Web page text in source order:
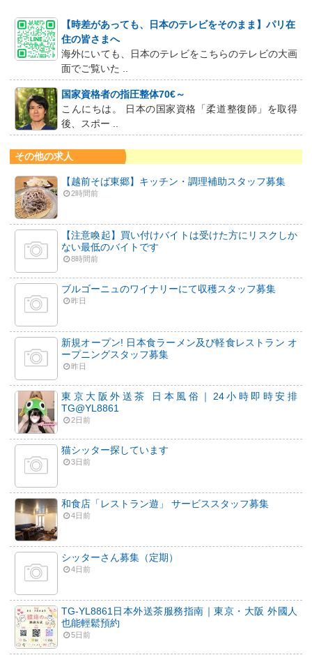
【時差があっても、日本のテレビをそのまま】パリ在
住の皆さまへ
海外にいても、日本のテレビをこちらのテレビの大画
面でご覧いた ..
国家資格者の指圧整体70€～
こんにちは。 日本の国家資格「柔道整復師」を取得
後、スポー ..
その他の求人
【越前そば東郷】キッチン・調理補助スタッフ募集
2時間前
【注意喚起】買い付けバイトは受けた方にリスクしか
ない最低のバイトです
8時間前
ブルゴーニュのワイナリーにて収穫スタッフ募集
昨日
新規オープン! 日本食ラーメン及び軽食レストラン オ
ープニングスタッフ募集
昨日
東京大阪外送茶 日本風俗｜24小時即時安排
TG@YL8861
2日前
猫シッター探しています
3日前
和食店「レストラン遊」 サービススタッフ募集
4日前
シッターさん募集（定期）
4日前
TG-YL8861日本外送茶服務指南｜東京・大阪 外國人
也能輕鬆預約
5日前